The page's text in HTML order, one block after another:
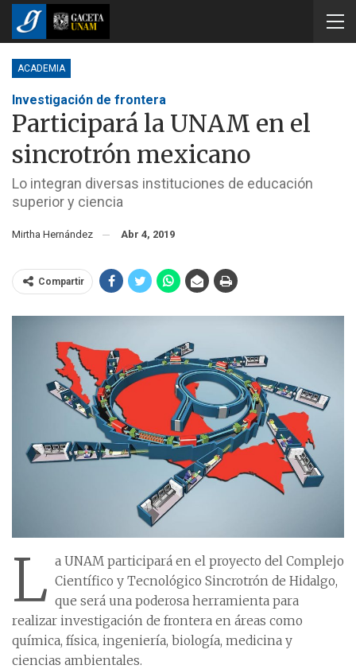
ACADEMIA
Investigación de frontera
Participará la UNAM en el
sincrotrón mexicano
Lo integran diversas instituciones de educación
superior y ciencia
Mirtha Hernández Abr 4, 2019
Compartir
L a UNAM participará en el proyecto del Complejo
Científico y Tecnológico Sincrotrón de Hidalgo,
que será una poderosa herramienta para
realizar investigación de frontera en áreas como
química, física, ingeniería, biología, medicina y
ciencias ambientales.